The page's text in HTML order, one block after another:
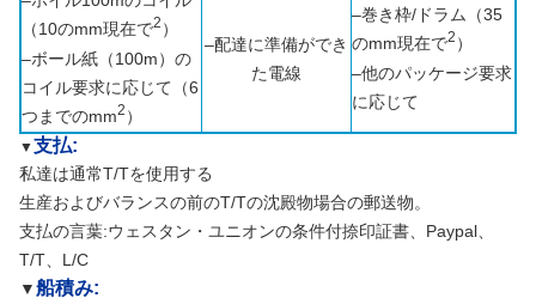
（10のmm現在で2 ）
–ボール紙（100m）の
コイル要求に応じて（6
つまでのmm2 ）
–配達に準備ができ
た電線
–巻き枠/ドラム（35
のmm現在で2 ）
–他のパッケージ要求
に応じて
▼支払:
私達は通常T/Tを使用する
生産およびバランスの前のT/Tの沈殿物場合の郵送物。
支払の言葉:ウェスタン・ユニオンの条件付捺印証書、Paypal、
T/T、L/C
▼船積み: